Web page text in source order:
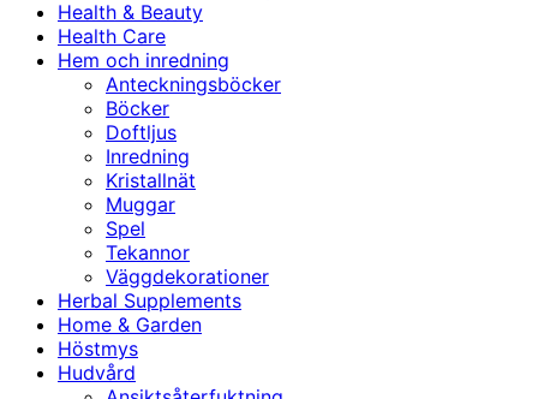
Health & Beauty
Health Care
Hem och inredning
Anteckningsböcker
Böcker
Doftljus
Inredning
Kristallnät
Muggar
Spel
Tekannor
Väggdekorationer
Herbal Supplements
Home & Garden
Höstmys
Hudvård